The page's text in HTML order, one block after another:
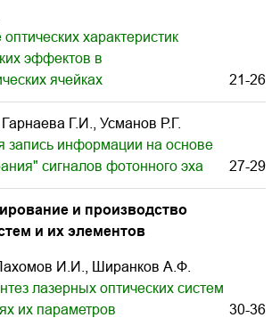
характеристик
эффектов в
ячейках
21-26
Г.И., Усманов Р.Г.
запись информации на основе
сигналов фотонного эха
27-29
и производство
и их элементов
И.И., Ширанков А.Ф.
лазерных оптических систем
их параметров
30-36